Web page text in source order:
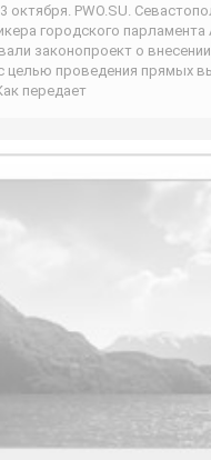
октября. PWO.SU.
городского
законопроект о
целью проведения прямых
передает